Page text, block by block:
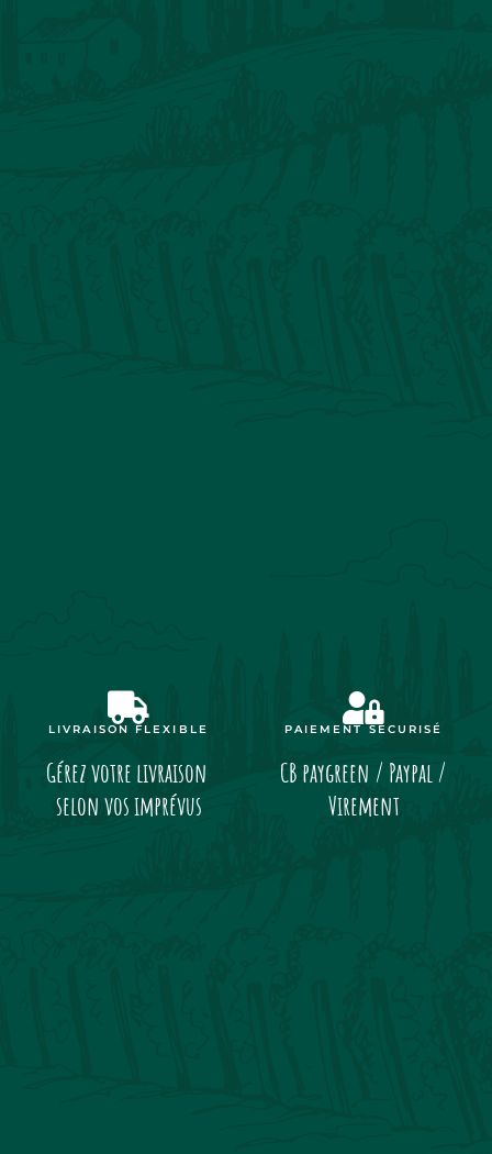
LIVRAISON FLEXIBLE
Gérez votre livraison
selon vos imprévus
PAIEMENT SÉCURISÉ
CB paygreen / Paypal /
Virement